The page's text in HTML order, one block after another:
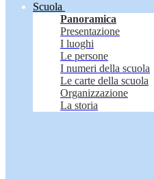
Scuola
Panoramica
Presentazione
I luoghi
Le persone
I numeri della scuola
Le carte della scuola
Organizzazione
La storia